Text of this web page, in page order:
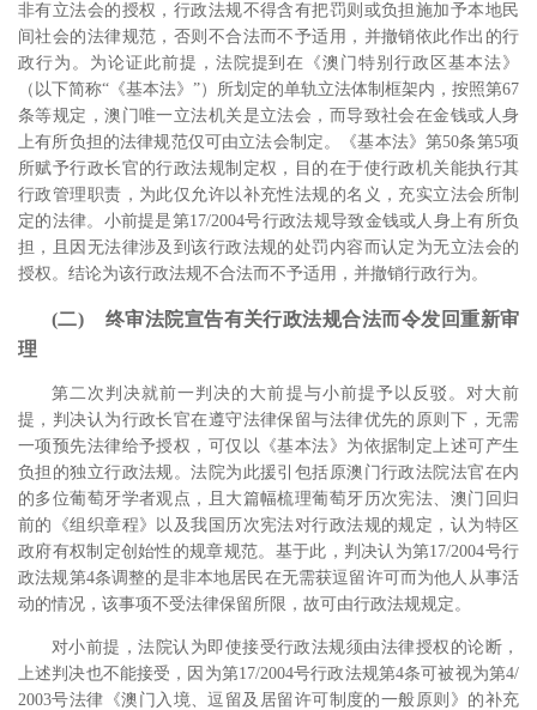
非有立法会的授权，行政法规不得含有把罚则或负担施加予本地民
间社会的法律规范，否则不合法而不予适用，并撤销依此作出的行
政行为。 为论证此前提，法院提到在《澳门特别行政区基本法》
（以下简称“《基本法》”）所划定的单轨立法体制框架内，按照第67
条等规定，澳门唯一立法机关是立法会，而导致社会在金钱或人身
上有所负担的法律规范仅可由立法会制定。《基本法》第50条第5项
所赋予行政长官的行政法规制定权，目的在于使行政机关能执行其
行政管理职责，为此仅允许以补充性法规的名义，充实立法会所制
定的法律。 小前提是第17/2004号行政法规导致金钱或人身上有所负
担，且因无法律涉及到该行政法规的处罚内容而认定为无立法会的
授权。结论为该行政法规不合法而不予适用，并撤销行政行为。
(二) 终审法院宣告有关行政法规合法而令发回重新审
理
第二次判决就前一判决的大前提与小前提予以反驳。对大前
提，判决认为行政长官在遵守法律保留与法律优先的原则下，无需
一项预先法律给予授权，可仅以《基本法》为依据制定上述可产生
负担的独立行政法规。法院为此援引包括原澳门行政法院法官在内
的多位葡萄牙学者观点，且大篇幅梳理葡萄牙历次宪法、澳门回归
前的《组织章程》以及我国历次宪法对行政法规的规定，认为特区
政府有权制定创始性的规章规范。 基于此，判决认为第17/2004号行
政法规第4条调整的是非本地居民在无需获逗留许可而为他人从事活
动的情况，该事项不受法律保留所限，故可由行政法规规定。
对小前提，法院认为即使接受行政法规须由法律授权的论断，
上述判决也不能接受，因为第17/2004号行政法规第4条可被视为第4/
2003号法律《澳门入境、逗留及居留许可制度的一般原则》的补充